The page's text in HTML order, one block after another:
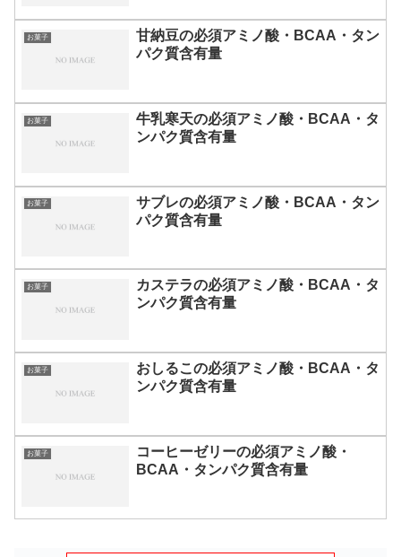
お菓子
甘納豆の必須アミノ酸・BCAA・タン
パク質含有量
お菓子
牛乳寒天の必須アミノ酸・BCAA・タ
ンパク質含有量
お菓子
サブレの必須アミノ酸・BCAA・タン
パク質含有量
お菓子
カステラの必須アミノ酸・BCAA・タ
ンパク質含有量
お菓子
おしるこの必須アミノ酸・BCAA・タ
ンパク質含有量
お菓子
コーヒーゼリーの必須アミノ酸・
BCAA・タンパク質含有量